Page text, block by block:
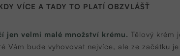
VÍCE A TADY TO PLATÍ OBZVLÁŠŤ
jen velmi malé množství krému. Tělový krém
Vám bude vyhovovat nejvíce, ale ze začátku